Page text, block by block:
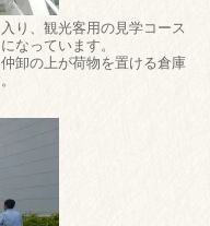
り、観光客用の見学コース
なっています。
卸の上が荷物を置ける倉庫